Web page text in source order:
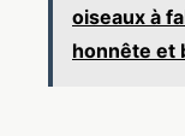
oiseaux à
honnête et